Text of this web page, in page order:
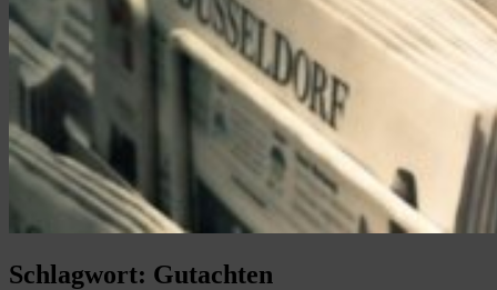
Schlagwort: Gutachten